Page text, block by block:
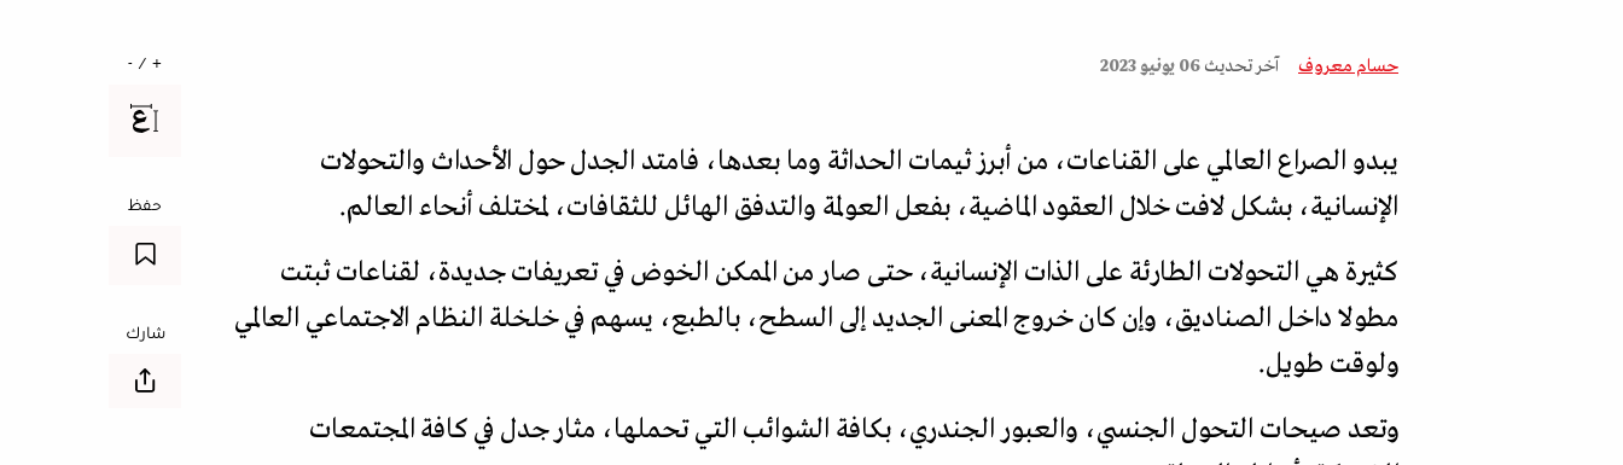
حسام معروف آخر تحديث 06 يونيو 2023
يبدو الصراع العالمي على القناعات، من أبرز ثيمات الحداثة وما بعدها، فامتد الجدل حول الأحداث والتحولات
الإنسانية، بشكل لافت خلال العقود الماضية، بفعل العولمة والتدفق الهائل للثقافات، لمختلف أنحاء العالم.
كثيرة هي التحولات الطارئة على الذات الإنسانية، حتى صار من الممكن الخوض في تعريفات جديدة، لقناعات ثبتت
مطولا داخل الصناديق، وإن كان خروج المعنى الجديد إلى السطح، بالطبع، يسهم في خلخلة النظام الاجتماعي العالمي
ولوقت طويل.
وتعد صيحات التحول الجنسي، والعبور الجندري، بكافة الشوائب التي تحملها، مثار جدل في كافة المجتمعات
+ / -
حفظ
شارك